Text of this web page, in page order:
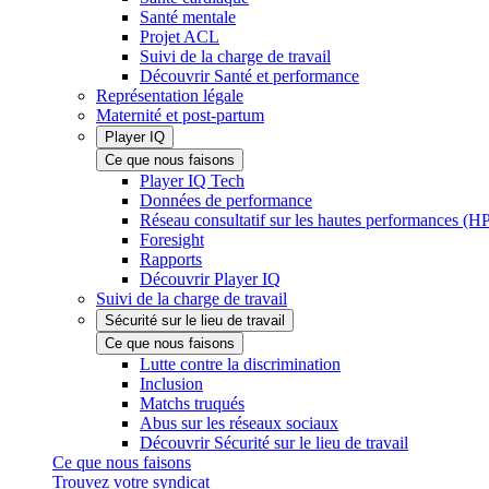
Santé mentale
Projet ACL
Suivi de la charge de travail
Découvrir Santé et performance
Représentation légale
Maternité et post-partum
Player IQ
Ce que nous faisons
Player IQ Tech
Données de performance
Réseau consultatif sur les hautes performances
Foresight
Rapports
Découvrir Player IQ
Suivi de la charge de travail
Sécurité sur le lieu de travail
Ce que nous faisons
Lutte contre la discrimination
Inclusion
Matchs truqués
Abus sur les réseaux sociaux
Découvrir Sécurité sur le lieu de travail
Ce que nous faisons
Trouvez votre syndicat